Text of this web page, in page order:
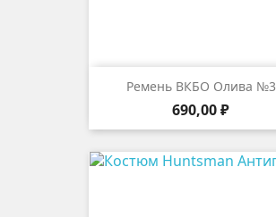
Ремень ВКБО Олива №3
Цена
690,00 ₽